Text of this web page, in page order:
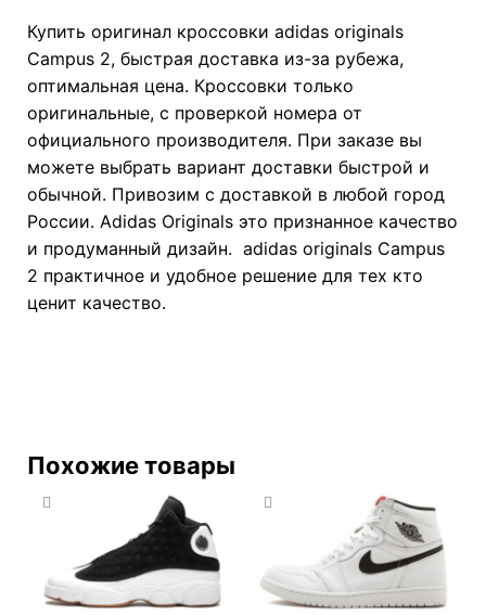
Купить оригинал кроссовки adidas originals
Campus 2, быстрая доставка из-за рубежа,
оптимальная цена. Кроссовки только
оригинальные, с проверкой номера от
официального производителя. При заказе вы
можете выбрать вариант доставки быстрой и
обычной. Привозим с доставкой в любой город
России. Adidas Originals это признанное качество
и продуманный дизайн. adidas originals Campus
2 практичное и удобное решение для тех кто
ценит качество.
Похожие товары